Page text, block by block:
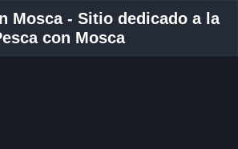
Mosca - Sitio dedicado a la
con Mosca